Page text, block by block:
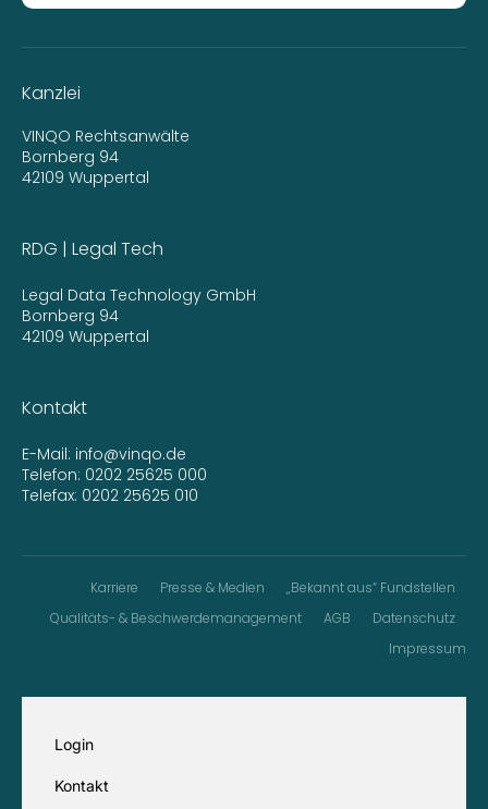
Kanzlei
VINQO Rechtsanwälte
Bornberg 94
42109 Wuppertal
RDG | Legal Tech
Legal Data Technology GmbH
Bornberg 94
42109 Wuppertal
Kontakt
E-Mail: info@vinqo.de
Telefon: 0202 25625 000
Telefax: 0202 25625 010
Karriere Presse & Medien
„Bekannt aus“ Fundstellen
Qualitäts- & Beschwerdemanagement
AGB
Datenschutz
Impressum
Login
Kontakt